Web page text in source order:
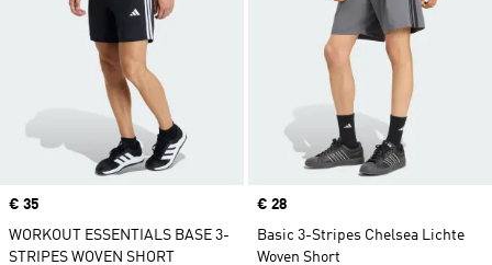
Price
€ 35
WORKOUT ESSENTIALS BASE 3-
STRIPES WOVEN SHORT
Price
€ 28
Basic 3-Stripes Chelsea Lichte
Woven Short